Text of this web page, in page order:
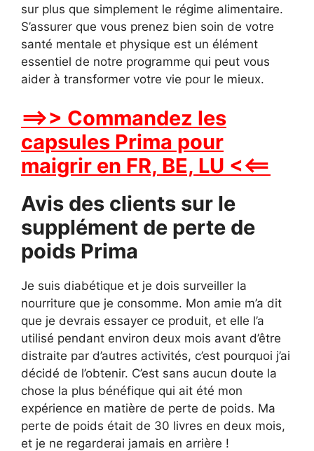
sur plus que simplement le régime alimentaire.
S’assurer que vous prenez bien soin de votre
santé mentale et physique est un élément
essentiel de notre programme qui peut vous
aider à transformer votre vie pour le mieux.
==>> Commandez les
capsules Prima pour
maigrir en FR, BE, LU <<==
Avis des clients sur le
supplément de perte de
poids Prima
Je suis diabétique et je dois surveiller la
nourriture que je consomme. Mon amie m’a dit
que je devrais essayer ce produit, et elle l’a
utilisé pendant environ deux mois avant d’être
distraite par d’autres activités, c’est pourquoi j’ai
décidé de l’obtenir. C’est sans aucun doute la
chose la plus bénéfique qui ait été mon
expérience en matière de perte de poids. Ma
perte de poids était de 30 livres en deux mois,
et je ne regarderai jamais en arrière !